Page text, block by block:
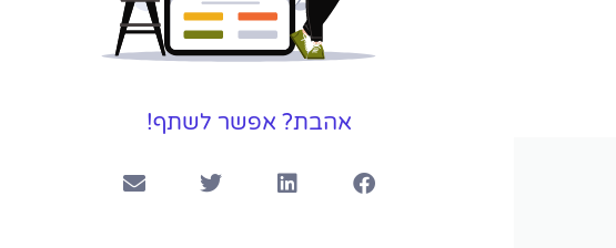
אהבת? אפשר לשתף!